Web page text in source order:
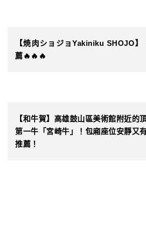
【焼肉ショジョYakiniku SHOJO
薦🔥🔥🔥
【和牛賀】高雄鼓山區美術館附近的
第一牛「宮崎牛」！包廂座位安靜又
推薦！